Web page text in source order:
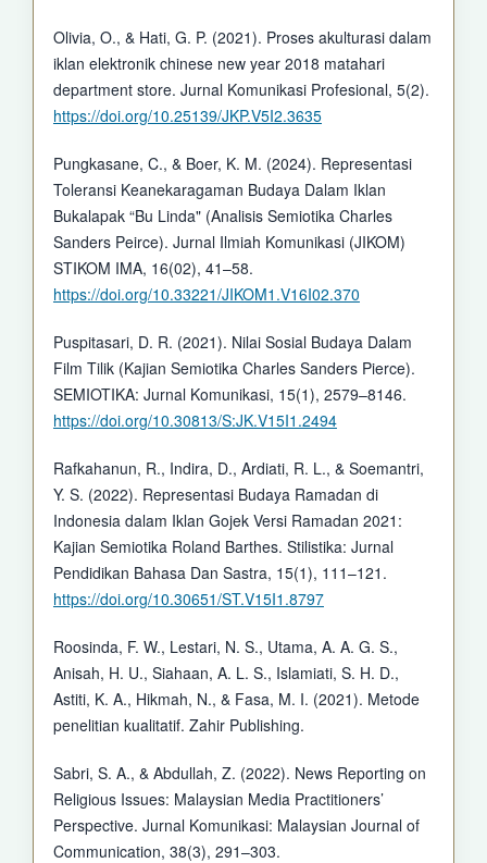
Olivia, O., & Hati, G. P. (2021). Proses akulturasi dalam
iklan elektronik chinese new year 2018 matahari
department store. Jurnal Komunikasi Profesional, 5(2).
https://doi.org/10.25139/JKP.V5I2.3635
Pungkasane, C., & Boer, K. M. (2024). Representasi
Toleransi Keanekaragaman Budaya Dalam Iklan
Bukalapak “Bu Linda" (Analisis Semiotika Charles
Sanders Peirce). Jurnal Ilmiah Komunikasi (JIKOM)
STIKOM IMA, 16(02), 41–58.
https://doi.org/10.33221/JIKOM1.V16I02.370
Puspitasari, D. R. (2021). Nilai Sosial Budaya Dalam
Film Tilik (Kajian Semiotika Charles Sanders Pierce).
SEMIOTIKA: Jurnal Komunikasi, 15(1), 2579–8146.
https://doi.org/10.30813/S:JK.V15I1.2494
Rafkahanun, R., Indira, D., Ardiati, R. L., & Soemantri,
Y. S. (2022). Representasi Budaya Ramadan di
Indonesia dalam Iklan Gojek Versi Ramadan 2021:
Kajian Semiotika Roland Barthes. Stilistika: Jurnal
Pendidikan Bahasa Dan Sastra, 15(1), 111–121.
https://doi.org/10.30651/ST.V15I1.8797
Roosinda, F. W., Lestari, N. S., Utama, A. A. G. S.,
Anisah, H. U., Siahaan, A. L. S., Islamiati, S. H. D.,
Astiti, K. A., Hikmah, N., & Fasa, M. I. (2021). Metode
penelitian kualitatif. Zahir Publishing.
Sabri, S. A., & Abdullah, Z. (2022). News Reporting on
Religious Issues: Malaysian Media Practitioners’
Perspective. Jurnal Komunikasi: Malaysian Journal of
Communication, 38(3), 291–303.